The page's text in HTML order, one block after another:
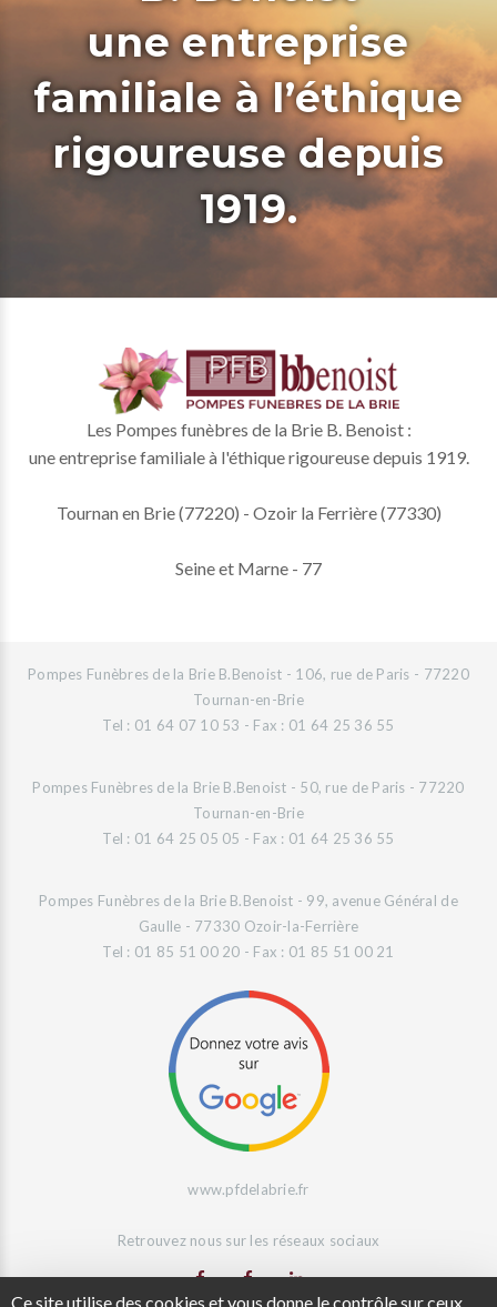
Ce site utilise des cookies et vous donne le contrôle sur ceux
une entreprise
familiale à l’éthique
rigoureuse depuis
1919.
Les Pompes funèbres de la Brie B. Benoist :
une entreprise familiale à l'éthique rigoureuse depuis 1919.
Tournan en Brie (77220) - Ozoir la Ferrière (77330)
Seine et Marne - 77
Pompes Funèbres de la Brie B.Benoist - 106, rue de Paris - 77220
Tournan-en-Brie
Tel : 01 64 07 10 53 - Fax : 01 64 25 36 55
Pompes Funèbres de la Brie B.Benoist - 50, rue de Paris - 77220
Tournan-en-Brie
Tel : 01 64 25 05 05 - Fax : 01 64 25 36 55
Pompes Funèbres de la Brie B.Benoist - 99, avenue Général de
Gaulle - 77330 Ozoir-la-Ferrière
Tel : 01 85 51 00 20 - Fax : 01 85 51 00 21
www.pfdelabrie.fr
Retrouvez nous sur les réseaux sociaux